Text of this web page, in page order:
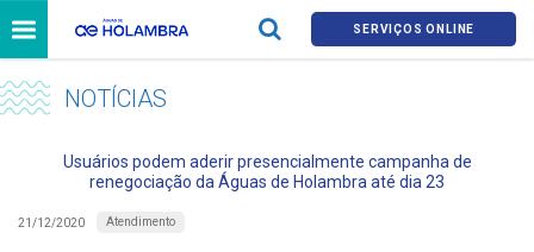
SERVIÇOS ONLINE
NOTÍCIAS
Usuários podem aderir presencialmente campanha de
renegociação da Águas de Holambra até dia 23
21/12/2020 Atendimento